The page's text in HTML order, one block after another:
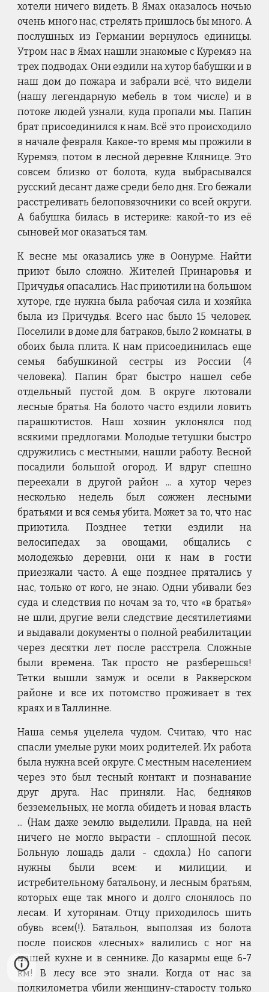
хотели ничего видеть. В Ямах оказалось ночью
очень много нас, стрелять пришлось бы много. А
послушных из Германии вернулось единицы.
Утром нас в Ямах нашли знакомые с Куремяэ на
трех подводах. Они ездили на хутор бабушки и в
наш дом до пожара и забрали всё, что видели
(нашу легендарную мебель в том числе) и в
потоке людей узнали, куда пропали мы. Папин
брат присоединился к нам. Всё это происходило
в начале февраля. Какое-то время мы прожили в
Куремяэ, потом в лесной деревне Клянице. Это
совсем близко от болота, куда выбрасывался
русский десант даже среди бело дня. Его бежали
расстреливать белоповязочники со всей округи.
А бабушка билась в истерике: какой-то из её
сыновей мог оказаться там.
К весне мы оказались уже в Оонурме. Найти
приют было сложно. Жителей Принаровья и
Причудья опасались. Нас приютили на большом
хуторе, где нужна была рабочая сила и хозяйка
была из Причудья. Всего нас было 15 человек.
Поселили в доме для батраков, было 2 комнаты, в
обоих была плита. К нам присоединилась еще
семья бабушкиной сестры из России (4
человека). Папин брат быстро нашел себе
отдельный пустой дом. В округе лютовали
лесные братья. На болото часто ездили ловить
парашютистов. Наш хозяин уклонялся под
всякими предлогами. Молодые тетушки быстро
сдружились с местными, нашли работу. Весной
посадили большой огород. И вдруг спешно
переехали в другой район ... а хутор через
несколько недель был сожжен лесными
братьями и вся семья убита. Может за то, что нас
приютила. Позднее тетки ездили на
велосипедах за овощами, общались с
молодежью деревни, они к нам в гости
приезжали часто. А еще позднее прятались у
нас, только от кого, не знаю. Одни убивали без
суда и следствия по ночам за то, что «в братья»
не шли, другие вели следствие десятилетиями
и выдавали документы о полной реабилитации
через десятки лет после расстрела. Сложные
были времена. Так просто не разберешься!
Тетки вышли замуж и осели в Ракверском
районе и все их потомство проживает в тех
краях и в Таллинне.
Наша семья уцелела чудом. Считаю, что нас
спасли умелые руки моих родителей. Их работа
была нужна всей округе. С местным населением
через это был тесный контакт и познавание
друг друга. Нас приняли. Нас, бедняков
безземельных, не могла обидеть и новая власть
... (Нам даже землю выделили. Правда, на ней
ничего не могло вырасти - сплошной песок.
Больную лошадь дали - сдохла.) Но сапоги
нужны были всем: и милиции, и
истребительному батальону, и лесным братьям,
которых еще так много и долго слонялось по
лесам. И хуторянам. Отцу приходилось шить
обувь всем(!). Батальон, выползая из болота
после поисков «лесных» валились с ног на
нашей кухне и в сеннике. До казармы еще 6-7
км! В лесу все это знали. Когда от нас за
полкилометра убили женщину-старосту только